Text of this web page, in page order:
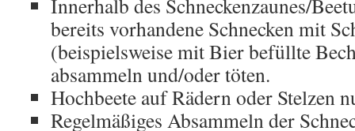
Innerhalb des Schneckenzaunes/
bereits vorhandene Schnecken mit
(beispielsweise mit Bier befüllte
absammeln und/oder töten.
Hochbeete auf Rädern oder Stelzen
Regelmäßiges Absammeln der